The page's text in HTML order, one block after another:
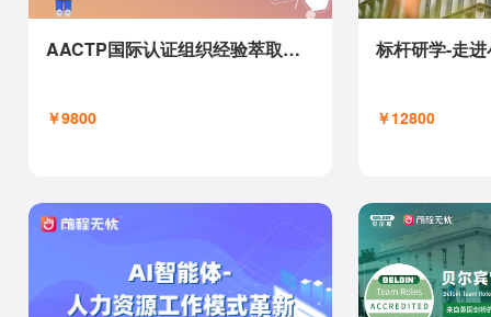
AACTP国际认证组织经验萃取师（OLE）
￥9800
标杆研学-走
￥12800